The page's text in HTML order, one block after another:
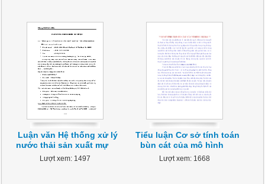
Luận văn Hệ thống xử lý
nước thải sản xuất mự
Lượt xem: 1497
Tiểu luận Cơ sở tính toán
bùn cát của mô hình
Lượt xem: 1668